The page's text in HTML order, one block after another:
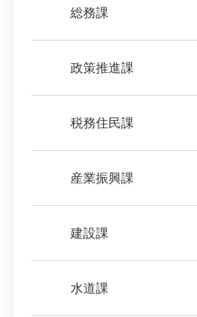
総務課
政策推進課
税務住民課
産業振興課
建設課
水道課